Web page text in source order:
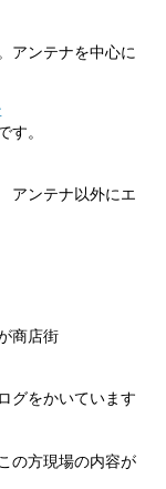
アンテナを中心に
す。
アンテナ以外にエ
商店街
グをかいています
の方現場の内容が